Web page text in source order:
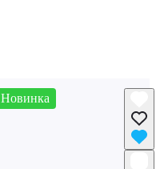
Новинка